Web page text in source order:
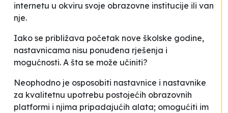
internetu u okviru svoje obrazovne institucije ili van
nje.
Iako se približava početak nove školske godine,
nastavnicama nisu ponuđena rješenja i
mogućnosti. A šta se može učiniti?
Neophodno je osposobiti nastavnice i nastavnike
za kvalitetnu upotrebu postojećih obrazovnih
platformi i njima pripadajućih alata; omogućiti im